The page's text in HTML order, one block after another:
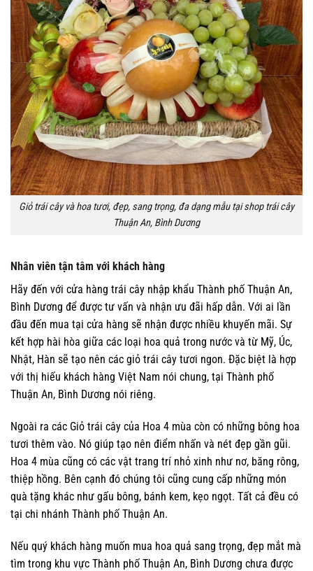
Giỏ trái cây và hoa tươi, đẹp, sang trọng, đa dạng mẫu tại shop trái cây
Thuận An, Bình Dương
Nhân viên tận tâm với khách hàng
Hãy đến với cửa hàng trái cây nhập khẩu Thành phố Thuận An,
Bình Dương để được tư vấn và nhận ưu đãi hấp dẫn. Với ai lần
đầu đến mua tại cửa hàng sẽ nhận được nhiều khuyến mãi. Sự
kết hợp hài hòa giữa các loại hoa quả trong nước và từ Mỹ, Úc,
Nhật, Hàn sẽ tạo nên các giỏ trái cây tươi ngon. Đặc biệt là hợp
với thị hiếu khách hàng Việt Nam nói chung, tại Thành phố
Thuận An, Bình Dương nói riêng.
Ngoài ra các Giỏ trái cây của Hoa 4 mùa còn có những bông hoa
tươi thêm vào. Nó giúp tạo nên điểm nhấn và nét đẹp gần gũi.
Hoa 4 mùa cũng có các vật trang trí nhỏ xinh như nơ, băng rông,
thiệp hồng. Bên cạnh đó chúng tôi cũng cung cấp những món
quà tặng khác như gấu bông, bánh kem, kẹo ngọt. Tất cả đều có
tại chi nhánh Thành phố Thuận An.
Nếu quý khách hàng muốn mua hoa quả sang trọng, đẹp mắt mà
tìm trong khu vực Thành phố Thuận An, Bình Dương chưa được